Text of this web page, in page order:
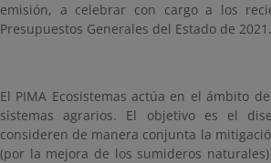
emisión, a celebrar con cargo a los
Presupuestos Generales del Estado de 2021.
El PIMA Ecosistemas actúa en el ámbito
sistemas agrarios. El objetivo es el
consideren de manera conjunta la
(por la mejora de los sumideros